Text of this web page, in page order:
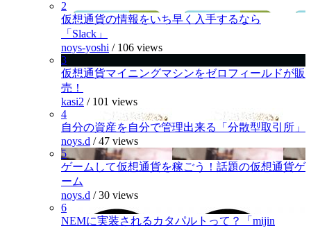
2
仮想通貨の情報をいち早く入手するなら
「Slack」
noys-yoshi / 106 views
3
仮想通貨マイニングマシンをゼロフィールドが販
売！
kasi2 / 101 views
4
自分の資産を自分で管理出来る「分散型取引所」
noys.d /47 views
5
ゲームして仮想通貨を稼ごう！話題の仮想通貨ゲ
ーム
noys.d /30 views
6
NEMに実装されるカタパルトって？「mijin